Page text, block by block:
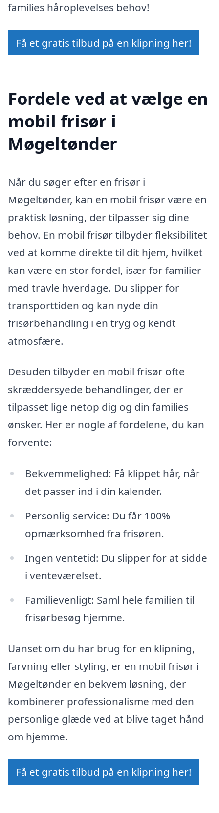
families håroplevelses behov!
Få et gratis tilbud på en klipning her!
Fordele ved at vælge en
mobil frisør i
Møgeltønder
Når du søger efter en frisør i
Møgeltønder, kan en mobil frisør være en
praktisk løsning, der tilpasser sig dine
behov. En mobil frisør tilbyder fleksibilitet
ved at komme direkte til dit hjem, hvilket
kan være en stor fordel, især for familier
med travle hverdage. Du slipper for
transporttiden og kan nyde din
frisørbehandling i en tryg og kendt
atmosfære.
Desuden tilbyder en mobil frisør ofte
skræddersyede behandlinger, der er
tilpasset lige netop dig og din families
ønsker. Her er nogle af fordelene, du kan
forvente:
Bekvemmelighed: Få klippet hår, når
det passer ind i din kalender.
Personlig service: Du får 100%
opmærksomhed fra frisøren.
Ingen ventetid: Du slipper for at sidde
i venteværelset.
Familievenligt: Saml hele familien til
frisørbesøg hjemme.
Uanset om du har brug for en klipning,
farvning eller styling, er en mobil frisør i
Møgeltønder en bekvem løsning, der
kombinerer professionalisme med den
personlige glæde ved at blive taget hånd
om hjemme.
Få et gratis tilbud på en klipning her!